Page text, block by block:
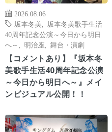
2026.08.06
坂本冬美
坂本冬美歌手生活
40周年記念公演～今日から明日
へ～
明治座 舞台・演劇
【コメントあり】『坂本冬
美歌手生活40周年記念公演
～今日から明日へ～』メイ
ンビジュアル公開！！